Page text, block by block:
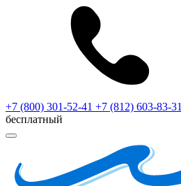
+7 (800) 301-52-41 +7 (812) 603-83-31
бесплатный